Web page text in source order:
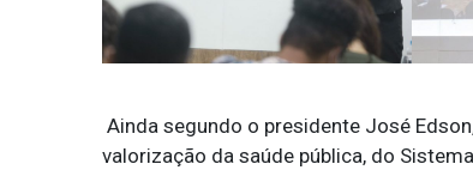
Ainda segundo o presidente José
valorização da saúde pública, do